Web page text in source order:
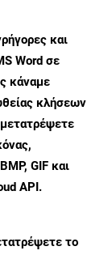
και
Word σε
κάναμε
κλήσεων
GIF και
API.
το